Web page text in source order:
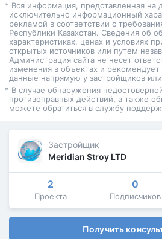
* Вся информация, представленная на
исключительно информационный
рекламой в соответствии с
Республики Казахстан. Сведения об
характеристиках, ценах и условиях
открытых источников или путем
Администрация сайта не несет
изменения в объектах и рекомендует
данные напрямую у застройщиков
* В случае обнаружения
противоправных действий, а также
можете обратиться в службу
Застройщик
Meridian Stroy LTD
2
Проекта
0
Подписчиков
Получить